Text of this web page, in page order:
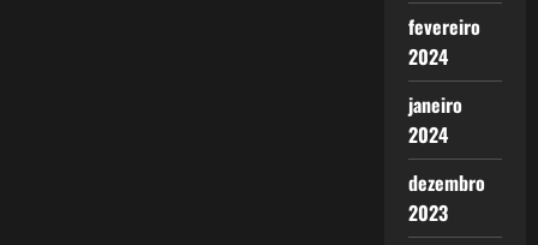
fevereiro
2024
janeiro
2024
dezembro
2023